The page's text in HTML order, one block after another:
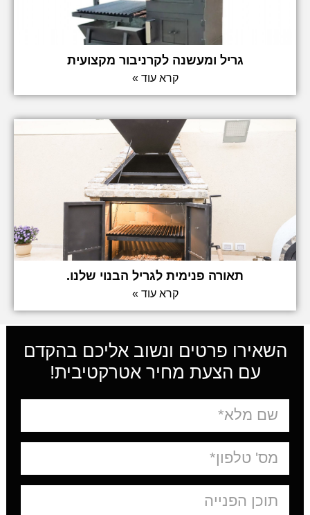
גריל ומעשנה לקרניבור מקצועית
קרא עוד »
תאורה פנימית לגריל הבנוי שלנו.
קרא עוד »
השאירו פרטים ונשוב אליכם בהקדם
עם הצעת מחיר אטרקטיבית!